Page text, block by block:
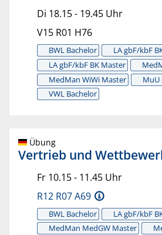
Di 18.15 - 19.45 Uhr
V15 R01 H76
BWL Bachelor
LA gbF/kbF
LA gbF/kbF BK Master
MedMan WiWi Master
MuU
VWL Bachelor
Übung
Vertrieb und
Fr 10.15 - 11.45 Uhr
R12 R07 A69
BWL Bachelor
LA gbF/kbF
MedMan MedGW Master